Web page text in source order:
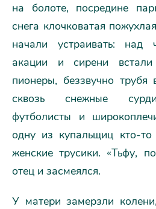
на болоте, посредине
снега клочковатая
начали устраивать: над
акации и сирени встали
пионеры, беззвучно трубя
сквозь снежные
футболисты и
одну из купальщиц кто-то
женские трусики. «Тьфу,
отец и засмеялся.
У матери замерзли